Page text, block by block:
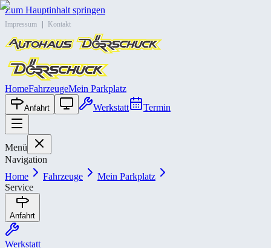
Zum Hauptinhalt springen
Impressum Kontakt
HomeFahrzeugeMein Parkplatz
Anfahrt Werkstatt Termin
Menü
Navigation
Home
Fahrzeuge
Mein Parkplatz
Service
Anfahrt
Werkstatt